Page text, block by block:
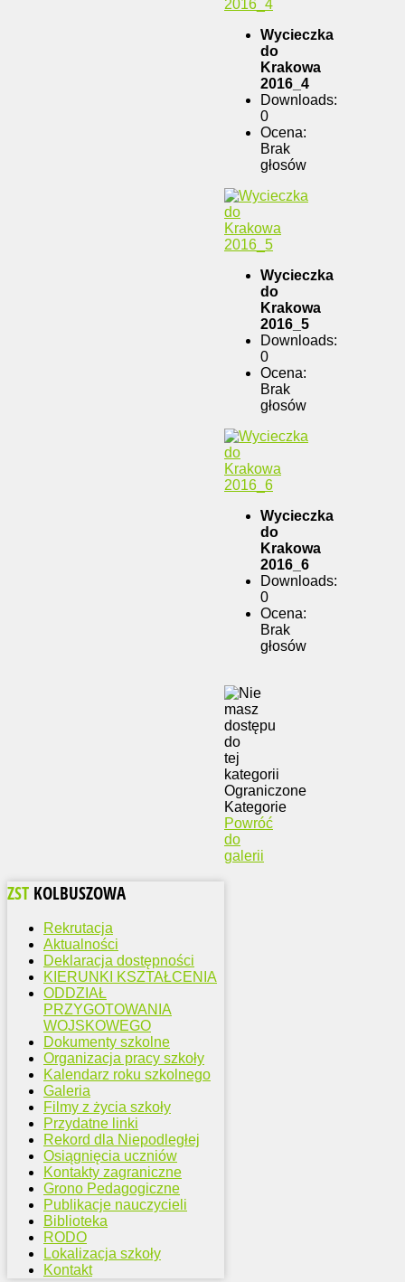
Wycieczka
do
Krakowa
2016_4
Downloads:
0
Ocena:
Brak
głosów
Wycieczka
do
Krakowa
2016_5
Downloads:
0
Ocena:
Brak
głosów
Wycieczka
do
Krakowa
2016_6
Downloads:
0
Ocena:
Brak
głosów
Ograniczone
Kategorie
Powróć
do
galerii
ZST KOLBUSZOWA
Rekrutacja
Aktualności
Deklaracja dostępności
KIERUNKI KSZTAŁCENIA
ODDZIAŁ
PRZYGOTOWANIA
WOJSKOWEGO
Dokumenty szkolne
Organizacja pracy szkoły
Kalendarz roku szkolnego
Galeria
Filmy z życia szkoły
Przydatne linki
Rekord dla Niepodległej
Osiągnięcia uczniów
Kontakty zagraniczne
Grono Pedagogiczne
Publikacje nauczycieli
Biblioteka
RODO
Lokalizacja szkoły
Kontakt